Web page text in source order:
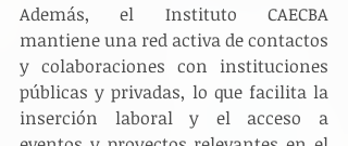
Además, el Instituto CAECBA
mantiene una red activa de contactos
y colaboraciones con instituciones
públicas y privadas, lo que facilita la
inserción laboral y el acceso a